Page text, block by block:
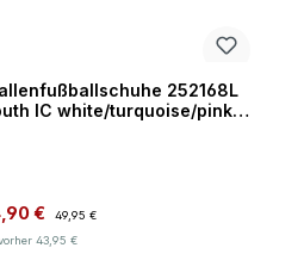
252168L
IC white/turquoise/pink
€
49,95 €
43,95 €